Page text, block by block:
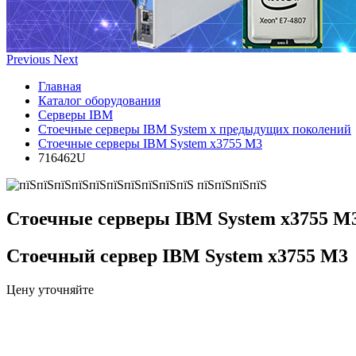
Previous Next
Главная
Каталог оборудования
Серверы IBM
Стоечные серверы IBM System x предыдущих поколений
Стоечные серверы IBM System x3755 M3
716462U
Стоечные серверы IBM System x3755
Стоечный сервер IBM System x3755 M3
Цену уточняйте